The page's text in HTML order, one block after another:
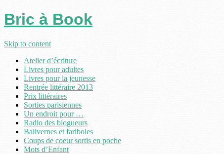
Bric à Book
Skip to content
Atelier d’écriture
Livres pour adultes
Livres pour la jeunesse
Rentrée littéraire 2013
Prix littéraires
Sorties parisiennes
Un endroit pour …
Radio des blogueurs
Balivernes et fariboles
Coups de coeur sortis en poche
Mots d’Enfant